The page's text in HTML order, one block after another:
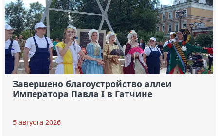
Завершено благоустройство аллеи
Императора Павла I в Гатчине
5 августа 2026